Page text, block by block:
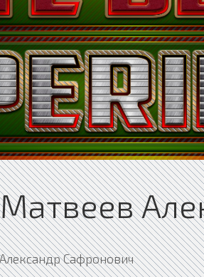
Сафронович